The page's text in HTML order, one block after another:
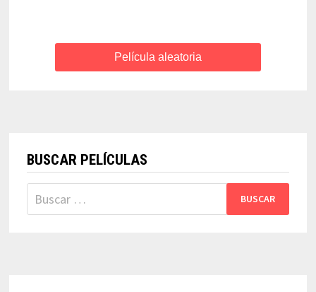
Película aleatoria
BUSCAR PELÍCULAS
Buscar: